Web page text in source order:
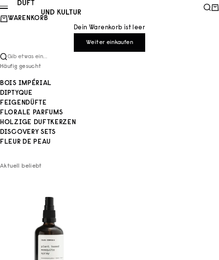
Zum Inhalt springen
Duft und Kultur
Menü
WARENKORB
Dein Warenkorb ist leer
Weiter einkaufen
Gib etwas ein...
Häufig gesucht
BOIS IMPÉRIAL
DIPTYQUE
FEIGENDÜFTE
FLORALE PARFUMS
HOLZIGE DUFTKERZEN
DISCOVERY SETS
FLEUR DE PEAU
Aktuell beliebt